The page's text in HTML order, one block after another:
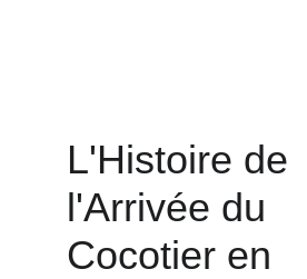
L'Histoire de
l'Arrivée du
Cocotier en